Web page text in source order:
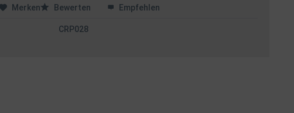
Merken Bewerten Empfehlen
CRP028